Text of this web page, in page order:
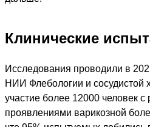
Клинические
Исследования проводили в
НИИ Флебологии и сосудистой
участие более 12000 человек
проявлениями варикозной